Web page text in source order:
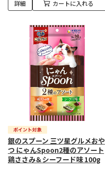
詳細 カートに入れる
銀のスプーン 三ツ星グルメおや
つ にゃんSpoon2種のアソート
鶏ささみ＆シーフード味 100g